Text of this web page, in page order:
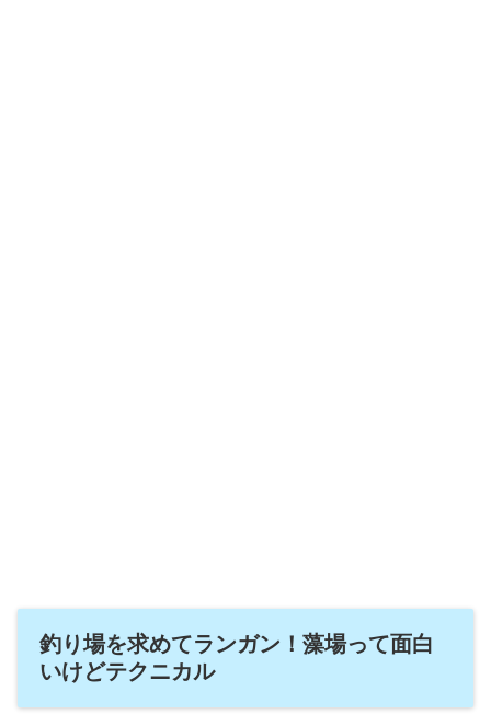
釣り場を求めてランガン！藻場って面白
いけどテクニカル